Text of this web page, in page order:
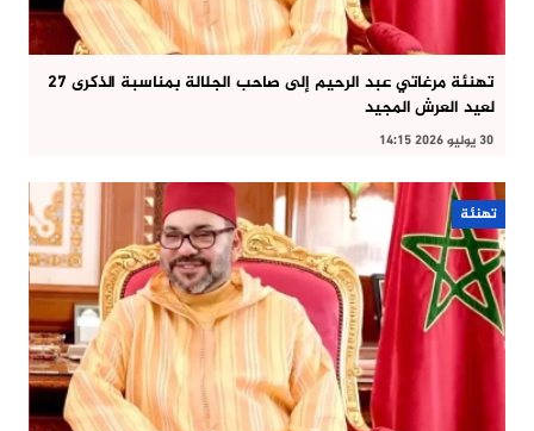
تهنئة مرغاتي عبد الرحيم إلى صاحب الجلالة بمناسبة الذكرى 27
لعيد العرش المجيد
30 يوليو 2026 14:15
تهنئة